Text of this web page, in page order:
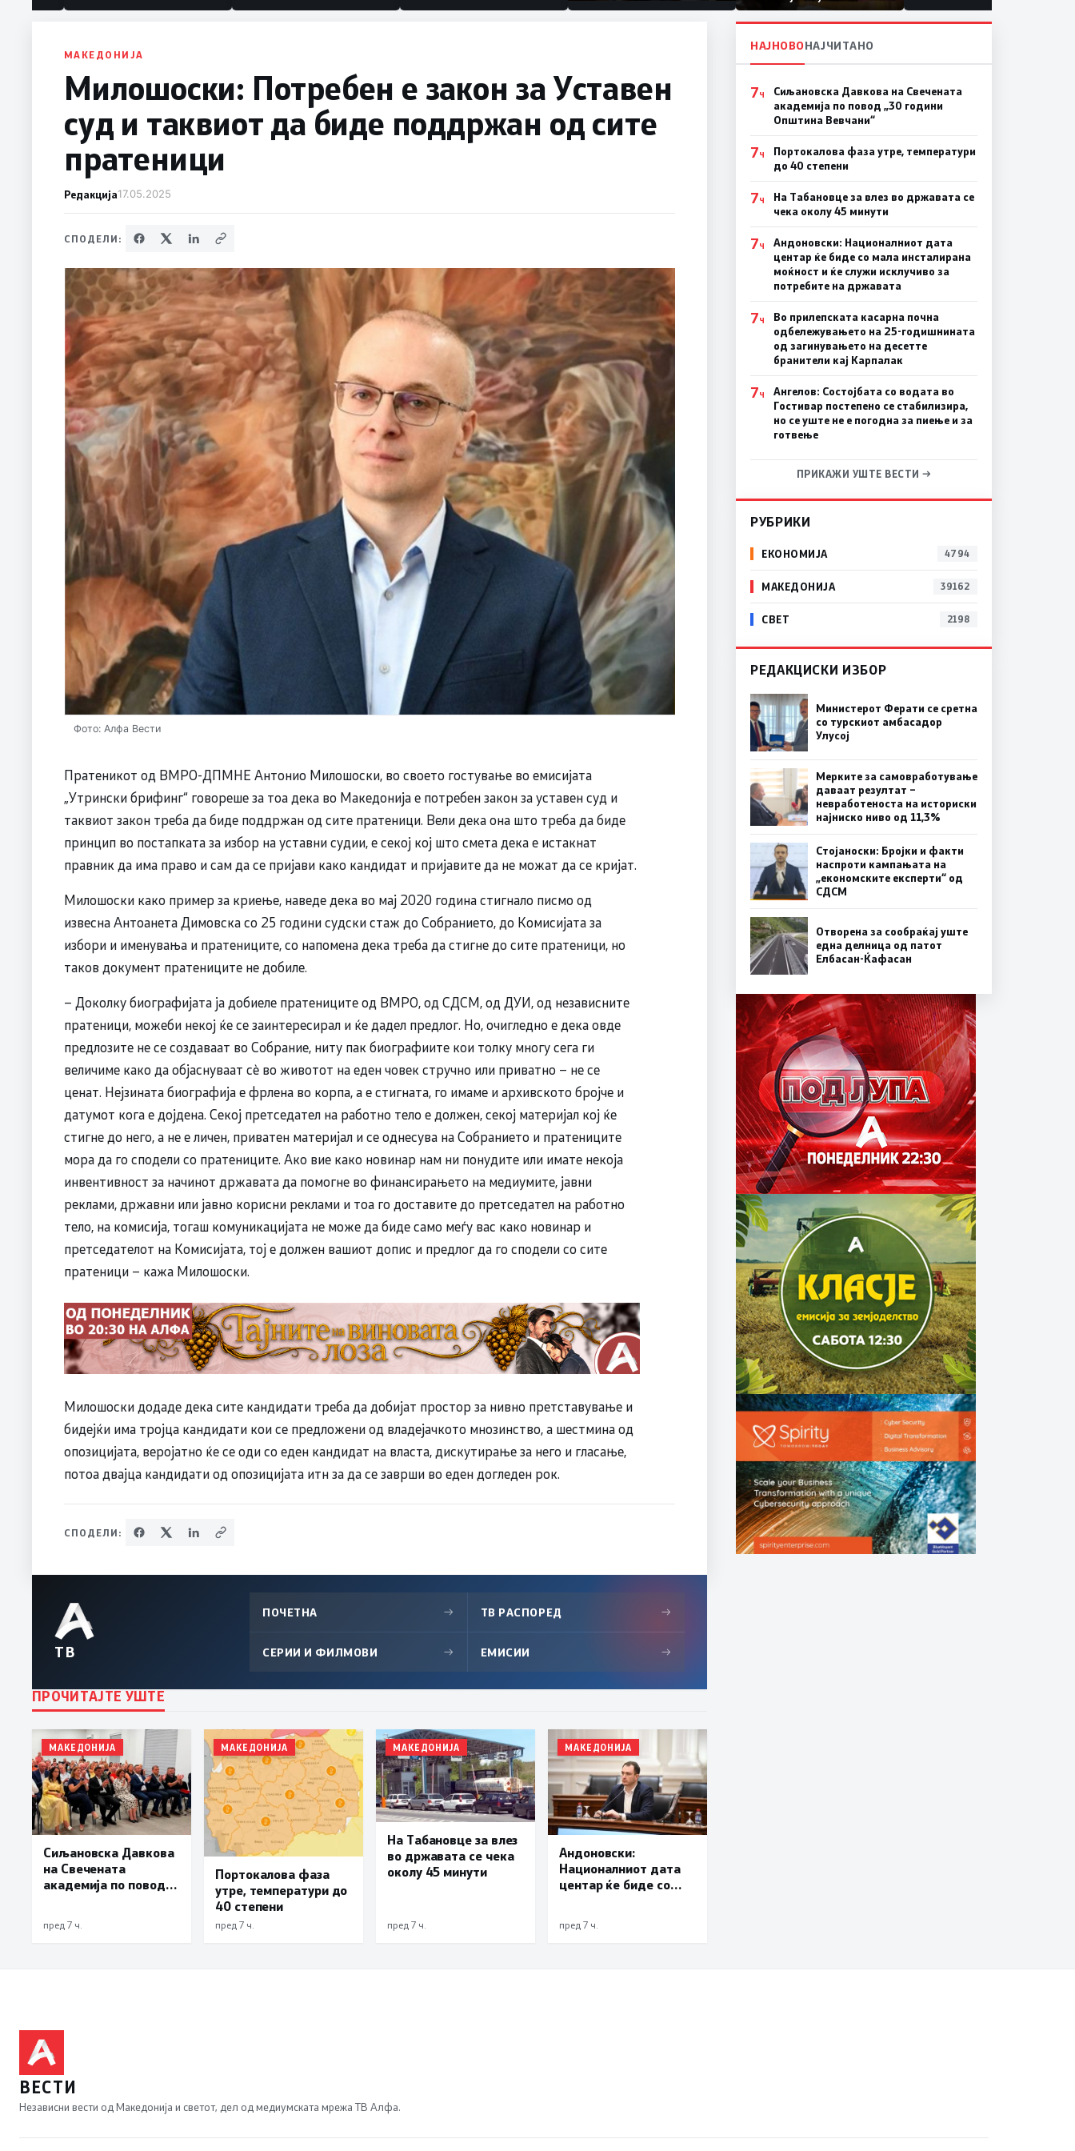
половина тунел во слепа
првачиња помалку
МАКЕДОНИЈА
Милошоски: Потребен е закон за Уставен
суд и таквиот да биде поддржан од сите
пратеници
Редакција17.05.2025
СПОДЕЛИ:
Фото: Алфа Вести
Пратеникот од ВМРО-ДПМНЕ Антонио Милошоски, во своето гостување во емисијата
„Утрински брифинг“ говореше за тоа дека во Македонија е потребен закон за уставен суд и
таквиот закон треба да биде поддржан од сите пратеници. Вели дека она што треба да биде
принцип во постапката за избор на уставни судии, е секој кој што смета дека е истакнат
правник да има право и сам да се пријави како кандидат и пријавите да не можат да се кријат.
Милошоски како пример за криење, наведе дека во мај 2020 година стигнало писмо од
извесна Антоанета Димовска со 25 години судски стаж до Собранието, до Комисијата за
избори и именувања и пратениците, со напомена дека треба да стигне до сите пратеници, но
таков документ пратениците не добиле.
– Доколку биографијата ја добиеле пратениците од ВМРО, од СДСМ, од ДУИ, од независните
пратеници, можеби некој ќе се заинтересирал и ќе дадел предлог. Но, очигледно е дека овде
предлозите не се создаваат во Собрание, ниту пак биографиите кои толку многу сега ги
величиме како да објаснуваат сѐ во животот на еден човек стручно или приватно – не се
ценат. Нејзината биографија е фрлена во корпа, а е стигната, го имаме и архивското бројче и
датумот кога е дојдена. Секој претседател на работно тело е должен, секој материјал кој ќе
стигне до него, а не е личен, приватен материјал и се однесува на Собранието и пратениците
мора да го сподели со пратениците. Ако вие како новинар нам ни понудите или имате некоја
инвентивност за начинот државата да помогне во финансирањето на медиумите, јавни
реклами, државни или јавно корисни реклами и тоа го доставите до претседател на работно
тело, на комисија, тогаш комуникацијата не може да биде само меѓу вас како новинар и
претседателот на Комисијата, тој е должен вашиот допис и предлог да го сподели со сите
пратеници – кажа Милошоски.
Милошоски додаде дека сите кандидати треба да добијат простор за нивно претставување и
бидејќи има тројца кандидати кои се предложени од владејачкото мнозинство, а шестмина од
опозицијата, веројатно ќе се оди со еден кандидат на власта, дискутирање за него и гласање,
потоа двајца кандидати од опозицијата итн за да се заврши во еден догледен рок.
СПОДЕЛИ:
ТВ
ПОЧЕТНА → ТВ РАСПОРЕД →
СЕРИИ И ФИЛМОВИ → ЕМИСИИ →
ПРОЧИТАЈТЕ УШТЕ
МАКЕДОНИЈА
Сиљановска Давкова
на Свечената
академија по повод
пред 7 ч.
МАКЕДОНИЈА
Портокалова фаза
утре, температури до
40 степени
пред 7 ч.
МАКЕДОНИЈА
На Табановце за влез
во државата се чека
околу 45 минути
пред 7 ч.
МАКЕДОНИЈА
Андоновски:
Националниот дата
центар ќе биде со
исклучиво за
пред 7 ч.
НАЈНОВОНАЈЧИТАНО
7Ч
Сиљановска Давкова на Свечената
академија по повод „30 години
Општина Вевчани“
7Ч
Портокалова фаза утре, температури
до 40 степени
7Ч
На Табановце за влез во државата се
чека околу 45 минути
7Ч
Андоновски: Националниот дата
центар ќе биде со мала инсталирана
моќност и ќе служи исклучиво за
потребите на државата
7Ч
Во прилепската касарна почна
одбележувањето на 25-годишнината
од загинувањето на десетте
бранители кај Карпалак
7Ч
Ангелов: Состојбата со водата во
Гостивар постепено се стабилизира,
но се уште не е погодна за пиење и за
готвење
ПРИКАЖИ УШТЕ ВЕСТИ →
РУБРИКИ
ЕКОНОМИЈА 4794
МАКЕДОНИЈА 39162
СВЕТ 2198
РЕДАКЦИСКИ ИЗБОР
Министерот Ферати се сретна
со турскиот амбасадор
Улусој
Мерките за самовработување
даваат резултат –
невработеноста на историски
најниско ниво од 11,3%
Стојаноски: Бројки и факти
наспроти кампањата на
„економските експерти“ од
СДСM
Отворена за сообраќај уште
една делница од патот
Елбасан-Ќафасан
ВЕСТИ
Независни вести од Македонија и светот, дел од медиумската мрежа ТВ Алфа.